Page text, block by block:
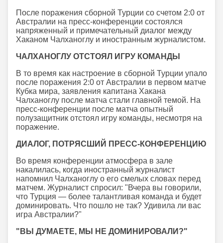
После поражения сборной Турции со счетом 2:0 от
Австралии на пресс-конференции состоялся
напряженный и примечательный диалог между
Хаканом Чалханоглу и иностранным журналистом.
ЧАЛХАНОГЛУ ОТСТОЯЛ ИГРУ КОМАНДЫ
В то время как настроение в сборной Турции упало
после поражения 2:0 от Австралии в первом матче
Кубка мира, заявления капитана Хакана
Чалханоглу после матча стали главной темой. На
пресс-конференции после матча опытный
полузащитник отстоял игру команды, несмотря на
поражение.
ДИАЛОГ, ПОТРЯСШИЙ ПРЕСС-КОНФЕРЕНЦИЮ
Во время конференции атмосфера в зале
накалилась, когда иностранный журналист
напомнил Чалханоглу о его смелых словах перед
матчем. Журналист спросил: "Вчера вы говорили,
что Турция — более талантливая команда и будет
доминировать. Что пошло не так? Удивила ли вас
игра Австралии?"
"ВЫ ДУМАЕТЕ, МЫ НЕ ДОМИНИРОВАЛИ?"